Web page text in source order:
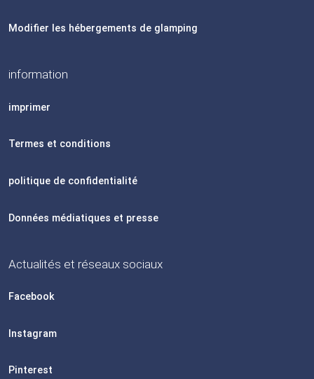
Modifier les hébergements de glamping
information
imprimer
Termes et conditions
politique de confidentialité
Données médiatiques et presse
Actualités et réseaux sociaux
Facebook
Instagram
Pinterest